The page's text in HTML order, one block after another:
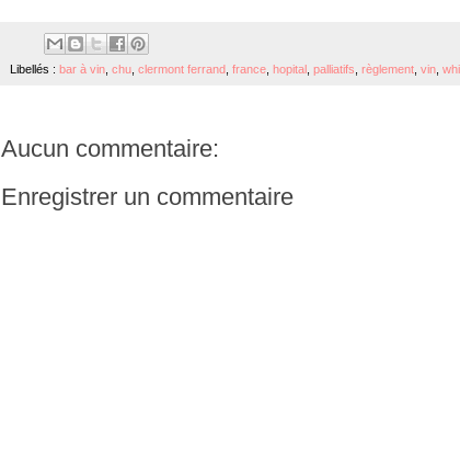
Libellés : bar à vin chu clermont ferrand france hopital palliatifs règlement vin
Aucun commentaire:
Enregistrer un commentaire